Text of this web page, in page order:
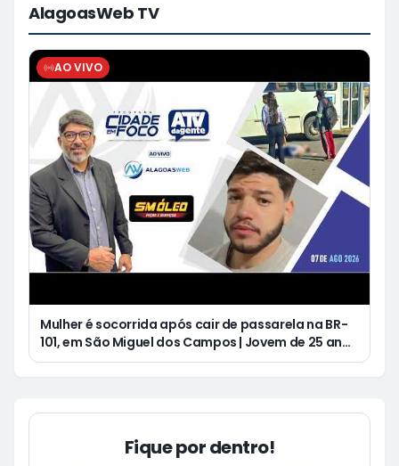
AlagoasWeb TV
AO VIVO
Mulher é socorrida após cair de passarela na BR-
101, em São Miguel dos Campos | Jovem de 25 anos
morre após acidente de moto no Distrito
Fique por dentro!